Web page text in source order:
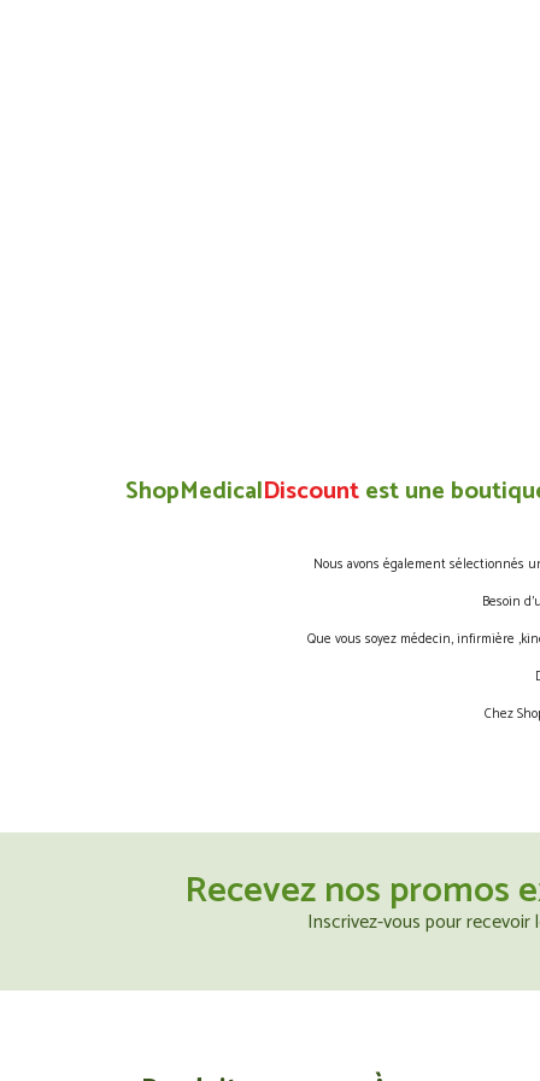
ShopMedicalDiscountest une
Nous avons également sélectionnés
Besoin
Que vous soyez médecin, infirmière
Chez
Recevez nos promos
Inscrivez-vous pour